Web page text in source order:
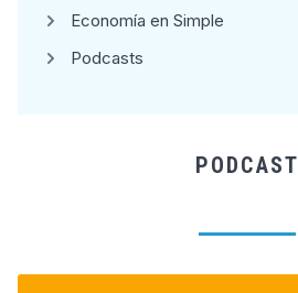
Economía en Simple
Podcasts
PODCAST